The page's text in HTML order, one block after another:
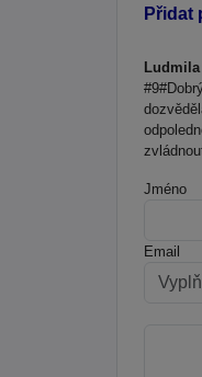
Přidat
Ludmila
Jméno
Email